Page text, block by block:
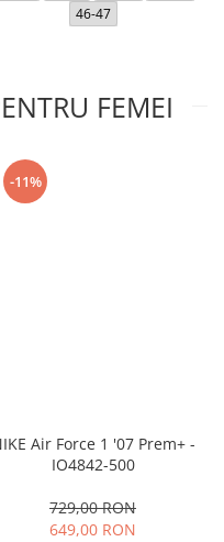
46-47
FEMEI
-11%
Air Force 1 '07 Prem+ -
IO4842-500
729,00 RON
649,00 RON